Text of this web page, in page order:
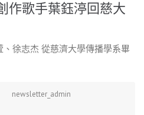
作歌手葉鈺渟回慈大
徐志杰 從慈濟大學傳播學系畢
newsletter_admin